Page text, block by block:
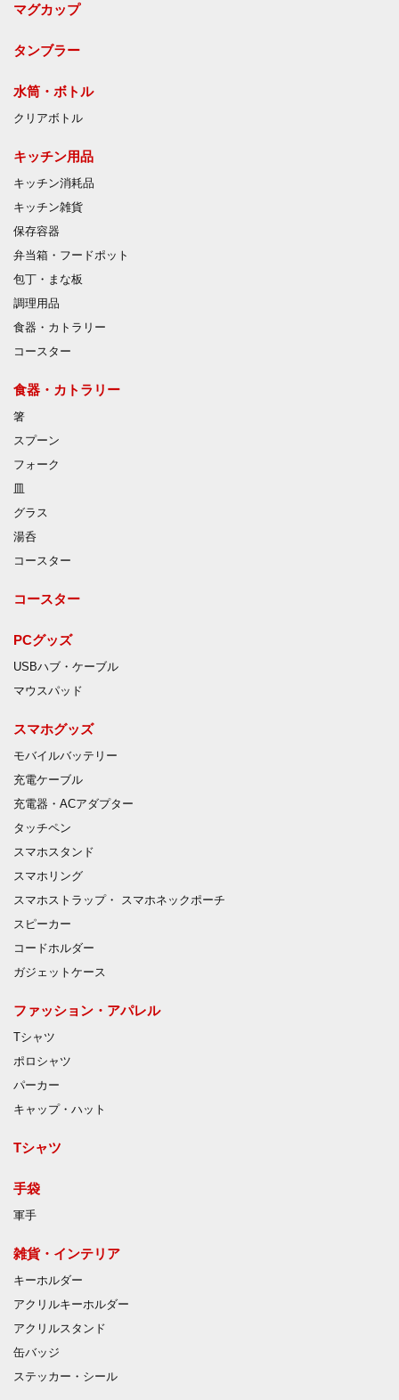
マグカップ
タンブラー
水筒・ボトル
クリアボトル
キッチン用品
キッチン消耗品
キッチン雑貨
保存容器
弁当箱・フードポット
包丁・まな板
調理用品
食器・カトラリー
コースター
食器・カトラリー
箸
スプーン
フォーク
皿
グラス
湯呑
コースター
コースター
PCグッズ
USBハブ・ケーブル
マウスパッド
スマホグッズ
モバイルバッテリー
充電ケーブル
充電器・ACアダプター
タッチペン
スマホスタンド
スマホリング
スマホストラップ・ スマホネックポーチ
スピーカー
コードホルダー
ガジェットケース
ファッション・アパレル
Tシャツ
ポロシャツ
パーカー
キャップ・ハット
Tシャツ
手袋
軍手
雑貨・インテリア
キーホルダー
アクリルキーホルダー
アクリルスタンド
缶バッジ
ステッカー・シール